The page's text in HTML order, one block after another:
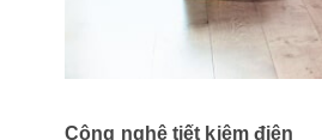
Công nghệ tiết kiệm điện